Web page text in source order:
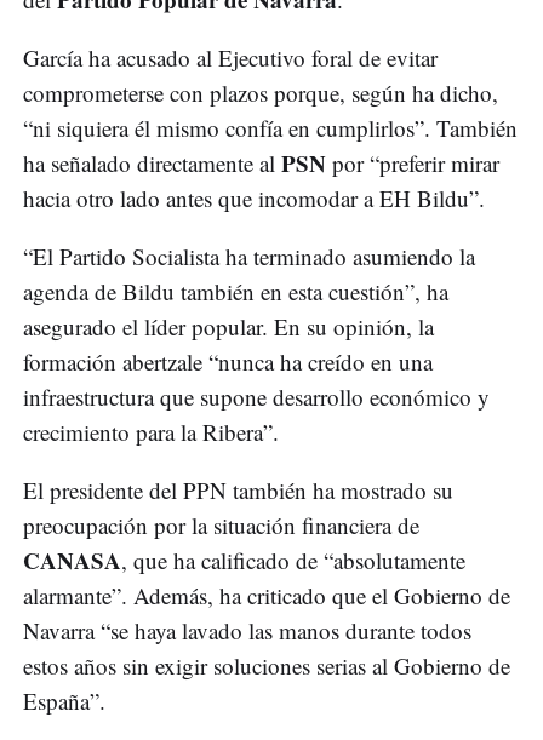
García ha acusado al Ejecutivo foral de evitar
comprometerse con plazos porque, según ha dicho,
“ni siquiera él mismo confía en cumplirlos”. También
ha señalado directamente al PSN por “preferir mirar
hacia otro lado antes que incomodar a EH Bildu”.
“El Partido Socialista ha terminado asumiendo la
agenda de Bildu también en esta cuestión”, ha
asegurado el líder popular. En su opinión, la
formación abertzale “nunca ha creído en una
infraestructura que supone desarrollo económico y
crecimiento para la Ribera”.
El presidente del PPN también ha mostrado su
preocupación por la situación financiera de
CANASA, que ha calificado de “absolutamente
alarmante”. Además, ha criticado que el Gobierno de
Navarra “se haya lavado las manos durante todos
estos años sin exigir soluciones serias al Gobierno de
España”.